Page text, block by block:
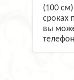
(100
сроках
вы